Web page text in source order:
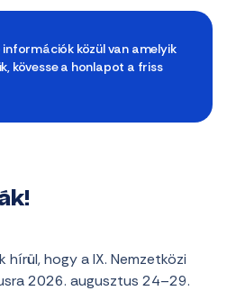
közül van amelyik
kövesse a honlapot a friss
hogy a IX. Nemzetközi
2026. augusztus 24–29.